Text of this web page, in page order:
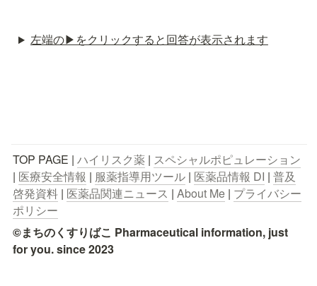
左端の▶︎をクリックすると回答が表示されます
TOP PAGE | ハイリスク薬 | スペシャルポピュレーション
| 医療安全情報 | 服薬指導用ツール | 医薬品情報 DI | 普及
啓発資料 | 医薬品関連ニュース | About Me | プライバシー
ポリシー
©まちのくすりばこ Pharmaceutical information, just
for you. since 2023